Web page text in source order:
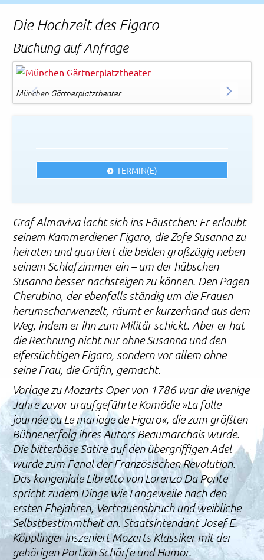
Die Hochzeit des Figaro
Buchung auf Anfrage
ZURÜCK
München Gärtnerplatztheater
© Christian POGO Zach
WEITER
TERMIN(E)
Graf Almaviva lacht sich ins Fäustchen: Er erlaubt
seinem Kammerdiener Figaro, die Zofe Susanna zu
heiraten und quartiert die beiden großzügig neben
seinem Schlafzimmer ein – um der hübschen
Susanna besser nachsteigen zu können. Den Pagen
Cherubino, der ebenfalls ständig um die Frauen
herumscharwenzelt, räumt er kurzerhand aus dem
Weg, indem er ihn zum Militär schickt. Aber er hat
die Rechnung nicht nur ohne Susanna und den
eifersüchtigen Figaro, sondern vor allem ohne
seine Frau, die Gräfin, gemacht.
Vorlage zu Mozarts Oper von 1786 war die wenige
Jahre zuvor uraufgeführte Komödie »La folle
journée ou Le mariage de Figaro«, die zum größten
Bühnenerfolg ihres Autors Beaumarchais wurde.
Die bitterböse Satire auf den übergriffigen Adel
wurde zum Fanal der Französischen Revolution.
Das kongeniale Libretto von Lorenzo Da Ponte
spricht zudem Dinge wie Langeweile nach den
ersten Ehejahren, Vertrauensbruch und weibliche
Selbstbestimmtheit an. Staatsintendant Josef E.
Köpplinger inszeniert Mozarts Klassiker mit der
gehörigen Portion Schärfe und Humor.
Rechtliches und AGB
Reiseversicherung